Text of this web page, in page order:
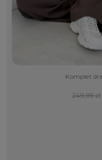
Komplet
249,99 zł